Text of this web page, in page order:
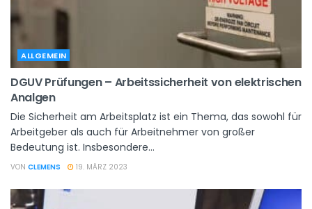
ALLGEMEIN
DGUV Prüfungen – Arbeitssicherheit von elektrischen
Analgen
Die Sicherheit am Arbeitsplatz ist ein Thema, das sowohl für
Arbeitgeber als auch für Arbeitnehmer von großer
Bedeutung ist. Insbesondere...
VON CLEMENS 19. MÄRZ 2023